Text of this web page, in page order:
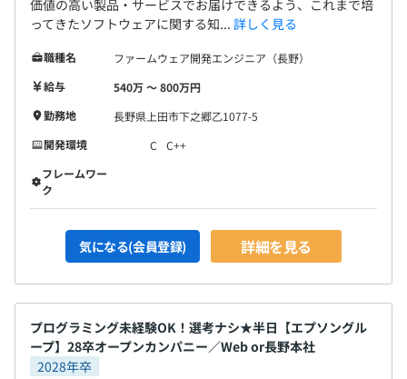
価値の高い製品・サービスでお届けできるよう、これまで培
ってきたソフトウェアに関する知... 詳しく見る
職種名
ファームウェア開発エンジニア（長野）
給与
540万 〜 800万円
勤務地
長野県上田市下之郷乙1077-5
開発環境
C
C++
フレームワー
ク
気になる(会員登録) 詳細を見る
プログラミング未経験OK！選考ナシ★半日【エプソングル
ープ】28卒オープンカンパニー／Web or長野本社
2028年卒